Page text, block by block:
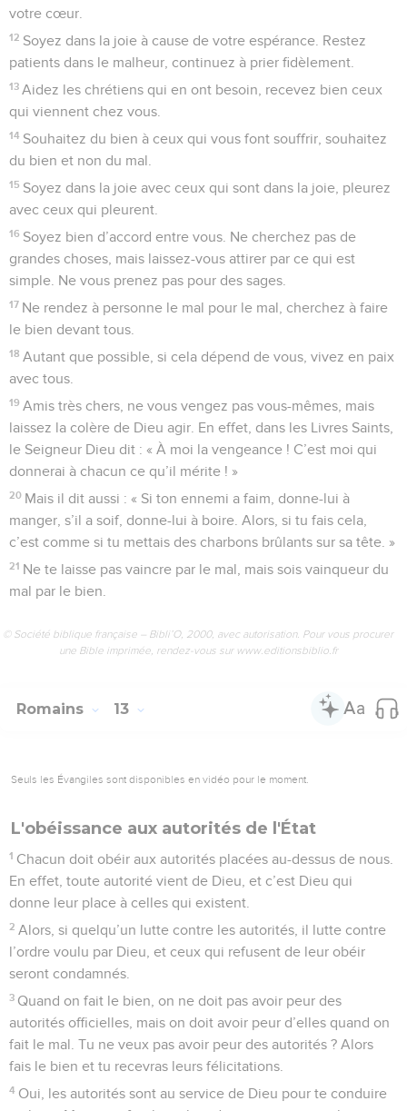
votre cœur.
12 Soyez dans la joie à cause de votre espérance. Restez
patients dans le malheur, continuez à prier fidèlement.
13 Aidez les chrétiens qui en ont besoin, recevez bien ceux
qui viennent chez vous.
14 Souhaitez du bien à ceux qui vous font souffrir, souhaitez
du bien et non du mal.
15 Soyez dans la joie avec ceux qui sont dans la joie, pleurez
avec ceux qui pleurent.
16 Soyez bien d’accord entre vous. Ne cherchez pas de
grandes choses, mais laissez-vous attirer par ce qui est
simple. Ne vous prenez pas pour des sages.
17 Ne rendez à personne le mal pour le mal, cherchez à faire
le bien devant tous.
18 Autant que possible, si cela dépend de vous, vivez en paix
avec tous.
19 Amis très chers, ne vous vengez pas vous-mêmes, mais
laissez la colère de Dieu agir. En effet, dans les Livres Saints,
le Seigneur Dieu dit : « À moi la vengeance ! C’est moi qui
donnerai à chacun ce qu’il mérite ! »
20 Mais il dit aussi : « Si ton ennemi a faim, donne-lui à
manger, s’il a soif, donne-lui à boire. Alors, si tu fais cela,
c’est comme si tu mettais des charbons brûlants sur sa tête. »
21 Ne te laisse pas vaincre par le mal, mais sois vainqueur du
mal par le bien.
© Société biblique française – Bibli’O, 2000, avec autorisation. Pour vous procurer
une Bible imprimée, rendez-vous sur www.editionsbiblio.fr
Romains 13
Seuls les Évangiles sont disponibles en vidéo pour le moment.
L'obéissance aux autorités de l'État
1 Chacun doit obéir aux autorités placées au-dessus de nous.
En effet, toute autorité vient de Dieu, et c’est Dieu qui
donne leur place à celles qui existent.
2 Alors, si quelqu’un lutte contre les autorités, il lutte contre
l’ordre voulu par Dieu, et ceux qui refusent de leur obéir
seront condamnés.
3 Quand on fait le bien, on ne doit pas avoir peur des
autorités officielles, mais on doit avoir peur d’elles quand on
fait le mal. Tu ne veux pas avoir peur des autorités ? Alors
fais le bien et tu recevras leurs félicitations.
4 Oui, les autorités sont au service de Dieu pour te conduire